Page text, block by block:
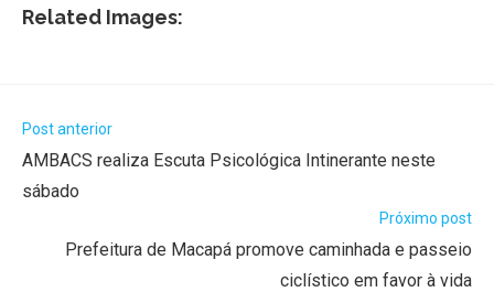
Related Images:
Post anterior
AMBACS realiza Escuta Psicológica Intinerante neste
sábado
Próximo post
Prefeitura de Macapá promove caminhada e passeio
ciclístico em favor à vida